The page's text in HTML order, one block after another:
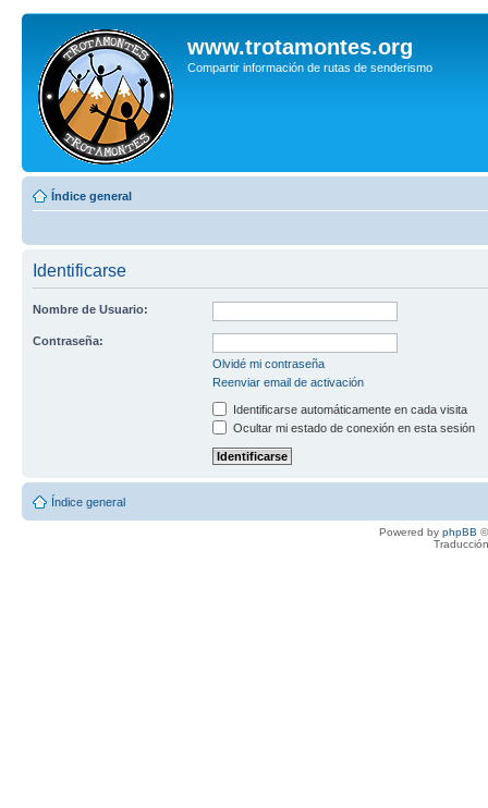
www.trotamontes.org
Compartir información de rutas de senderismo
Índice general
Identificarse
Nombre de Usuario:
Contraseña:
Olvidé mi contraseña
Reenviar email de activación
Identificarse automáticamente en cada visita
Ocultar mi estado de conexión en esta sesión
Índice general
Powered by phpBB